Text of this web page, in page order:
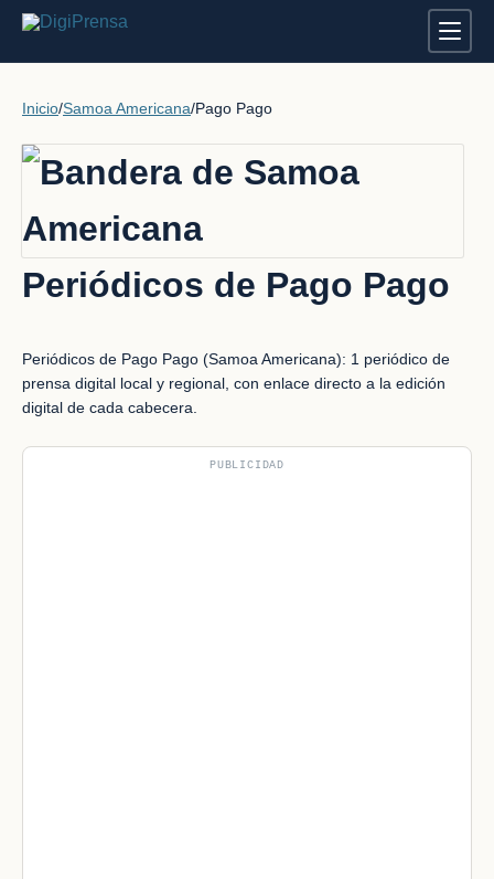
Inicio/Samoa Americana/Pago Pago
Periódicos de Pago Pago
Periódicos de Pago Pago (Samoa Americana): 1 periódico de
prensa digital local y regional, con enlace directo a la edición
digital de cada cabecera.
PUBLICIDAD